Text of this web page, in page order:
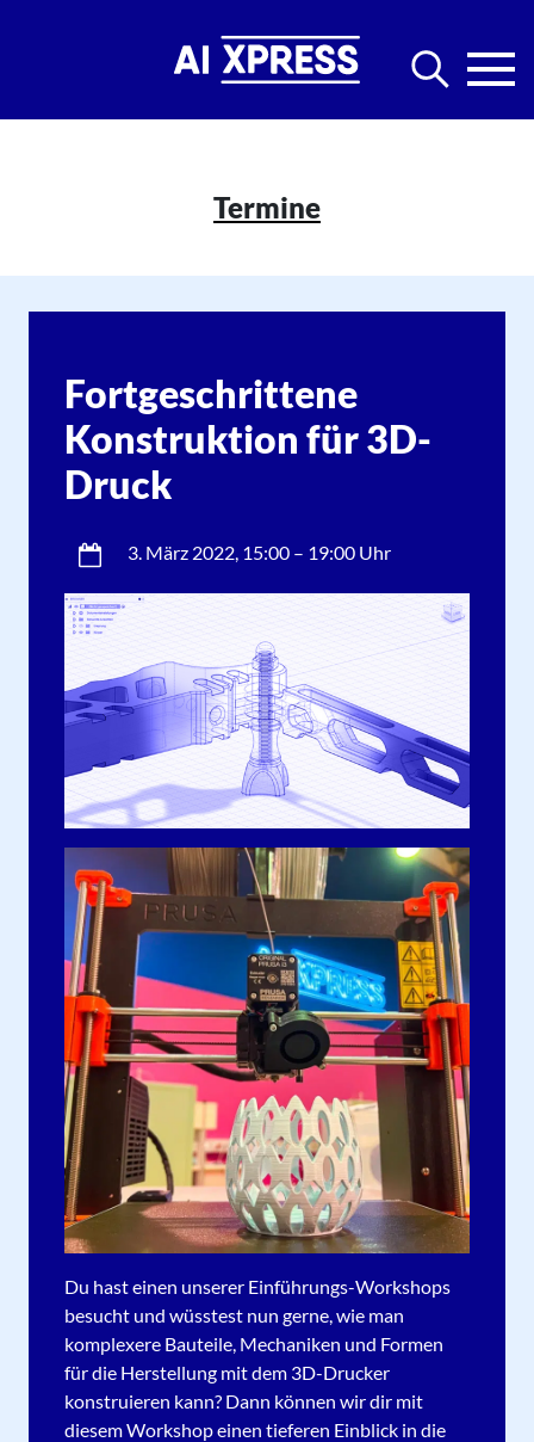
Termine
Fortgeschrittene
Konstruktion für 3D-
Druck
3. März 2022, 15:00 – 19:00 Uhr
Du hast einen unserer Einführungs-Workshops
besucht und wüsstest nun gerne, wie man
komplexere Bauteile, Mechaniken und Formen
für die Herstellung mit dem 3D-Drucker
konstruieren kann? Dann können wir dir mit
diesem Workshop einen tieferen Einblick in die